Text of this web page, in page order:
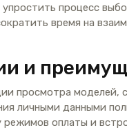
процесс
время на
и
просмотра моделей,
личными данными
оплаты и